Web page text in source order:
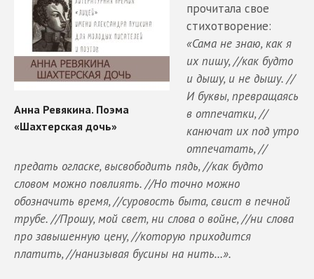
прочитала свое
стихотворение:
«Сама не знаю, как я
их пишу, //как будто
и дышу, и не дышу. //
И буквы, превращаясь
в отпечатки, //
канючат их под утро
отпечатать, //
предать огласке, высвободить пядь, //как будто
словом можно повлиять. //Но точно можно
обозначить время, //суровость быта, свист в печной
трубе. //Прошу, мой свет, ни слова о войне, //ни слова
про завышенную цену, //которую приходится
платить, //нанизывая бусины на нить…».